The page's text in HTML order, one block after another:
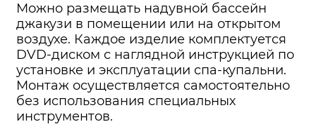
Можно размещать надувной бассейн
джакузи в помещении или на открытом
воздухе. Каждое изделие комплектуется
DVD-диском с наглядной инструкцией по
установке и эксплуатации спа-купальни.
Монтаж осуществляется самостоятельно
без использования специальных
инструментов.